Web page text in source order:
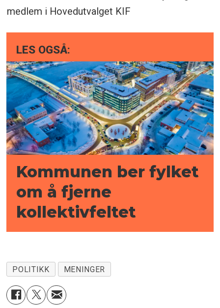
medlem i Hovedutvalget KIF
LES OGSÅ:
Kommunen ber fylket
om å fjerne
kollektivfeltet
POLITIKK MENINGER